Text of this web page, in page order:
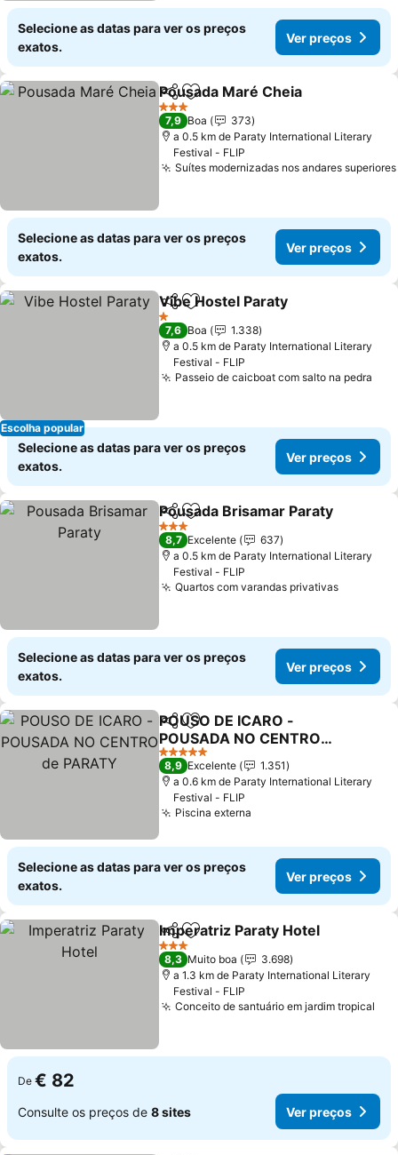
Selecione as datas para ver os preços
exatos.
Ver preços
PartilharAdicionar aos favoritos
Pousada Maré Cheia
3 Estrelas
7,9 Boa
373
a 0.5 km de Paraty International Literary
Festival - FLIP
Suítes modernizadas nos andares superiores
Selecione as datas para ver os preços
exatos.
Ver preços
Escolha popular
PartilharAdicionar aos favoritos
Vibe Hostel Paraty
1 Estrelas
7,6 Boa
1.338
a 0.5 km de Paraty International Literary
Festival - FLIP
Passeio de caicboat com salto na pedra
Selecione as datas para ver os preços
exatos.
Ver preços
PartilharAdicionar aos favoritos
Pousada Brisamar Paraty
3 Estrelas
8,7 Excelente
637
a 0.5 km de Paraty International Literary
Festival - FLIP
Quartos com varandas privativas
Selecione as datas para ver os preços
exatos.
Ver preços
PartilharAdicionar aos favoritos
POUSO DE ICARO -
POUSADA NO CENTRO
de PARATY
5 Estrelas
8,9 Excelente
1.351
a 0.6 km de Paraty International Literary
Festival - FLIP
Piscina externa
Selecione as datas para ver os preços
exatos.
Ver preços
PartilharAdicionar aos favoritos
Imperatriz Paraty Hotel
3 Estrelas
8,3 Muito boa
3.698
a 1.3 km de Paraty International Literary
Festival - FLIP
Conceito de santuário em jardim tropical
De € 82
Consulte os preços de 8 sites Ver preços